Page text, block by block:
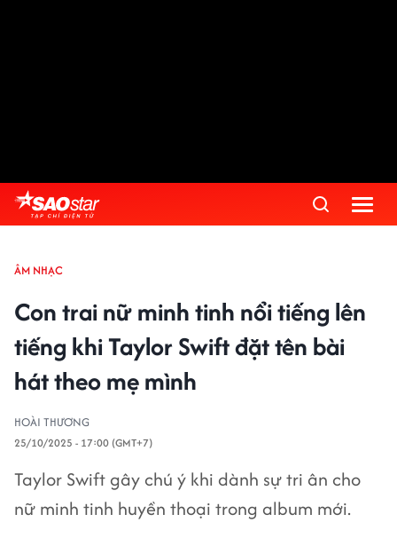
ÂM NHẠC
Con trai nữ minh tinh nổi tiếng lên
tiếng khi Taylor Swift đặt tên bài
hát theo mẹ mình
HOÀI THƯƠNG
25/10/2025 - 17:00 (GMT+7)
Taylor Swift gây chú ý khi dành sự tri ân cho
nữ minh tinh huyền thoại trong album mới.